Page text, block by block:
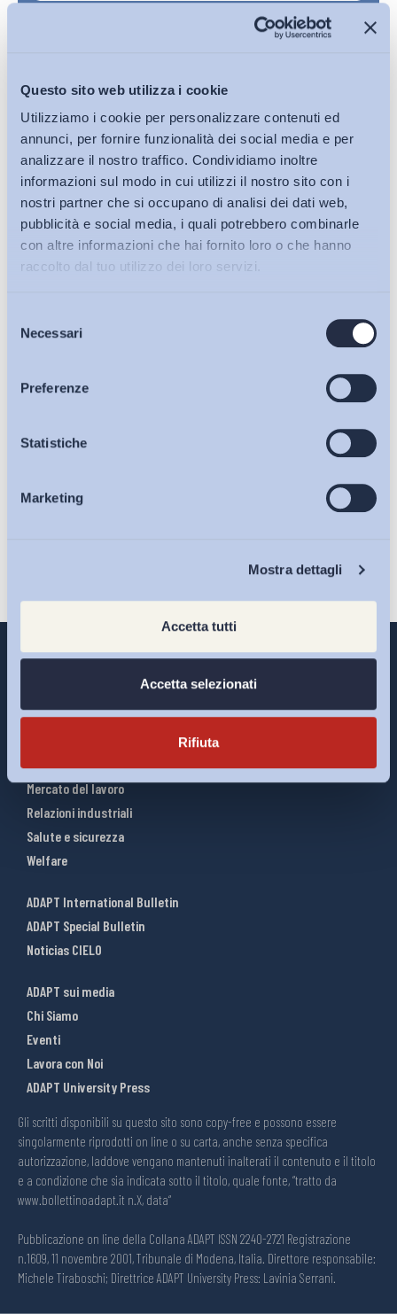
Questo sito web utilizza i cookie
Utilizziamo i cookie per personalizzare contenuti ed
annunci, per fornire funzionalità dei social media e per
analizzare il nostro traffico. Condividiamo inoltre
informazioni sul modo in cui utilizzi il nostro sito con i
nostri partner che si occupano di analisi dei dati web,
pubblicità e social media, i quali potrebbero combinarle
con altre informazioni che hai fornito loro o che hanno
raccolto dal tuo utilizzo dei loro servizi.
delNecessari
Preferenze
Statistiche
Marketing
Mostra dettagli
Accetta tutti
Accetta selezionati
Rifiuta
Bollettini ADAPT
Articoli
Osservatori
Eventi
Ho letto e Accetto il trattamento dei dati personali descritti
Iscriviti
Interventi ADAPT
Riforme del lavoro
Mercato del lavoro
Relazioni industriali
Salute e sicurezza
Welfare
ADAPT International Bulletin
ADAPT Special Bulletin
Noticias CIELO
ADAPT sui media
Chi Siamo
Eventi
Lavora con Noi
ADAPT University Press
Gli scritti disponibili su questo sito sono copy-free e possono essere
singolarmente riprodotti on line o su carta, anche senza specifica
autorizzazione, laddove vengano mantenuti inalterati il contenuto e il titolo
e a condizione che sia indicata sotto il titolo, quale fonte, “tratto da
www.bollettinoadapt.it n.X, data“
Pubblicazione on line della Collana ADAPT ISSN 2240-2721 Registrazione
n.1609, 11 novembre 2001, Tribunale di Modena, Italia. Direttore responsabile:
Michele Tiraboschi; Direttrice ADAPT University Press: Lavinia Serrani.